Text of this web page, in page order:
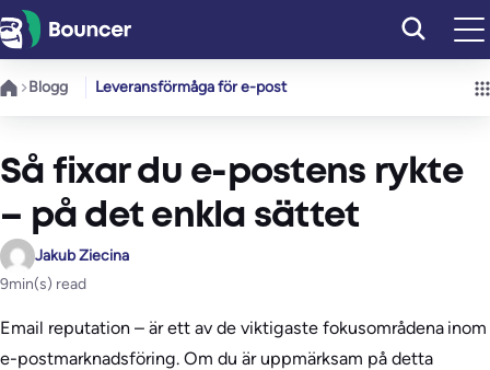
Hoppa
till
innehåll
Blogg Leveransförmåga för e-post
Så fixar du e-postens rykte
– på det enkla sättet
Jakub Ziecina
9min(s) read
Email reputation – är ett av de viktigaste fokusområdena inom
e-postmarknadsföring. Om du är uppmärksam på detta